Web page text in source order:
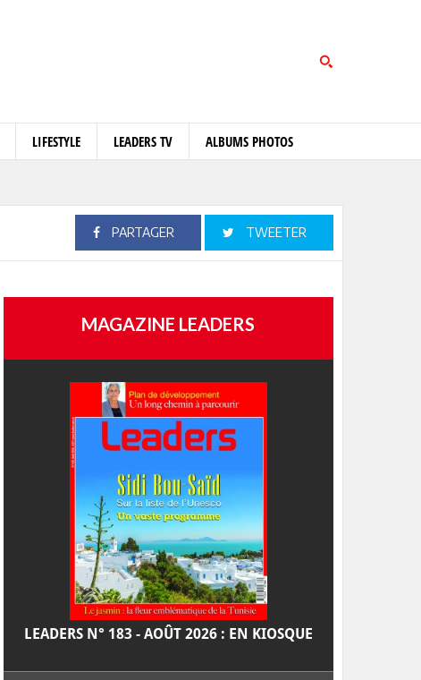
LIFESTYLE LEADERS TV ALBUMS PHOTOS
PARTAGER TWEETER
MAGAZINE LEADERS
LEADERS N° 183 - AOÛT 2026 : EN KIOSQUE